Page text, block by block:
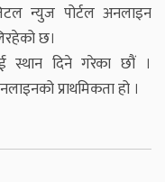
न्युज पोर्टल अनलाइन
छ।
स्थान दिने गरेका छौं ।
प्राथमिकता हो ।